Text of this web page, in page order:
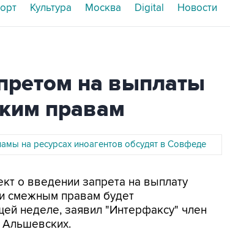
Культура Москва Digital Новости
на выплаты
правам
на ресурсах иноагентов обсудят в Совфеде
о введении запрета на выплату
смежным правам будет
неделе, заявил "Интерфаксу" член
Альшевских.